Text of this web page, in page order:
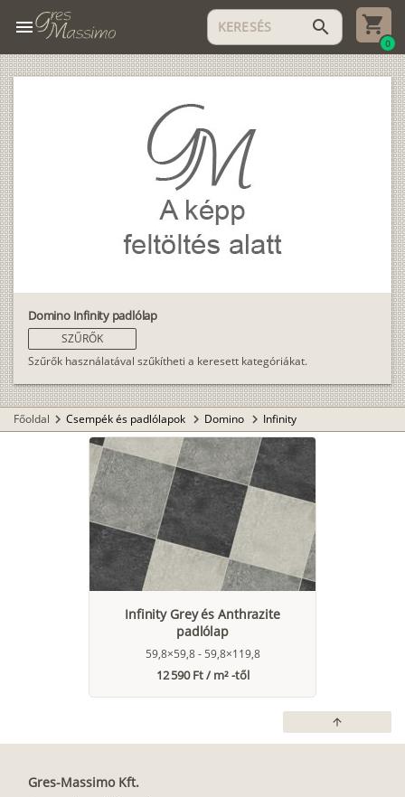
menu search
0
Domino Infinity padlólap
SZŰRŐK
Szűrők használatával szűkítheti a keresett kategóriákat.
Főoldal chevron_right Csempék és padlólapok chevron_right Domino chevron_right Infinity
Infinity Grey és Anthrazite
padlólap
59,8×59,8 - 59,8×119,8
12 590 Ft / m² -től
arrow_upward
Gres-Massimo Kft.